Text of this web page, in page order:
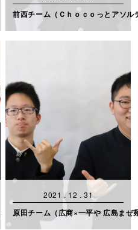
前西チーム（Ｃｈｏｃｏっとアソル
2021 . 12 . 31
原田チーム（広商×一平や 広島まぜ